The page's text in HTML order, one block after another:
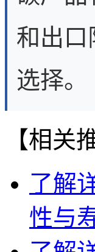
和出口
选择。
【相关
了解
性与